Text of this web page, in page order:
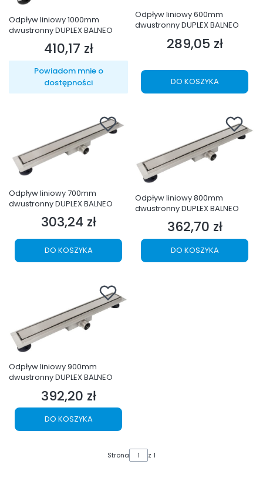
Odpływ liniowy 1000mm
dwustronny DUPLEX BALNEO
Cena
410,17 zł
Powiadom mnie o
dostępności
Odpływ liniowy 600mm
dwustronny DUPLEX BALNEO
Cena
289,05 zł
DO KOSZYKA
Odpływ liniowy 700mm
dwustronny DUPLEX BALNEO
Cena
303,24 zł
DO KOSZYKA
Odpływ liniowy 800mm
dwustronny DUPLEX BALNEO
Cena
362,70 zł
DO KOSZYKA
Odpływ liniowy 900mm
dwustronny DUPLEX BALNEO
Cena
392,20 zł
DO KOSZYKA
Strona z 1